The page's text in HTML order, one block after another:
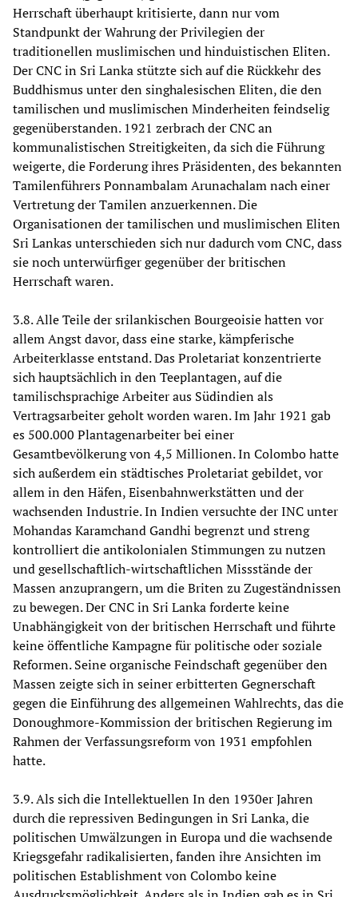
Herrschaft überhaupt kritisierte, dann nur vom
Standpunkt der Wahrung der Privilegien der
traditionellen muslimischen und hinduistischen Eliten.
Der CNC in Sri Lanka stützte sich auf die Rückkehr des
Buddhismus unter den singhalesischen Eliten, die den
tamilischen und muslimischen Minderheiten feindselig
gegenüberstanden. 1921 zerbrach der CNC an
kommunalistischen Streitigkeiten, da sich die Führung
weigerte, die Forderung ihres Präsidenten, des bekannten
Tamilenführers Ponnambalam Arunachalam nach einer
Vertretung der Tamilen anzuerkennen. Die
Organisationen der tamilischen und muslimischen Eliten
Sri Lankas unterschieden sich nur dadurch vom CNC, dass
sie noch unterwürfiger gegenüber der britischen
Herrschaft waren.
3.8. Alle Teile der srilankischen Bourgeoisie hatten vor
allem Angst davor, dass eine starke, kämpferische
Arbeiterklasse entstand. Das Proletariat konzentrierte
sich hauptsächlich in den Teeplantagen, auf die
tamilischsprachige Arbeiter aus Südindien als
Vertragsarbeiter geholt worden waren. Im Jahr 1921 gab
es 500.000 Plantagenarbeiter bei einer
Gesamtbevölkerung von 4,5 Millionen. In Colombo hatte
sich außerdem ein städtisches Proletariat gebildet, vor
allem in den Häfen, Eisenbahnwerkstätten und der
wachsenden Industrie. In Indien versuchte der INC unter
Mohandas Karamchand Gandhi begrenzt und streng
kontrolliert die antikolonialen Stimmungen zu nutzen
und gesellschaftlich-wirtschaftlichen Missstände der
Massen anzuprangern, um die Briten zu Zugeständnissen
zu bewegen. Der CNC in Sri Lanka forderte keine
Unabhängigkeit von der britischen Herrschaft und führte
keine öffentliche Kampagne für politische oder soziale
Reformen. Seine organische Feindschaft gegenüber den
Massen zeigte sich in seiner erbitterten Gegnerschaft
gegen die Einführung des allgemeinen Wahlrechts, das die
Donoughmore-Kommission der britischen Regierung im
Rahmen der Verfassungsreform von 1931 empfohlen
hatte.
3.9. Als sich die Intellektuellen In den 1930er Jahren
durch die repressiven Bedingungen in Sri Lanka, die
politischen Umwälzungen in Europa und die wachsende
Kriegsgefahr radikalisierten, fanden ihre Ansichten im
politischen Establishment von Colombo keine